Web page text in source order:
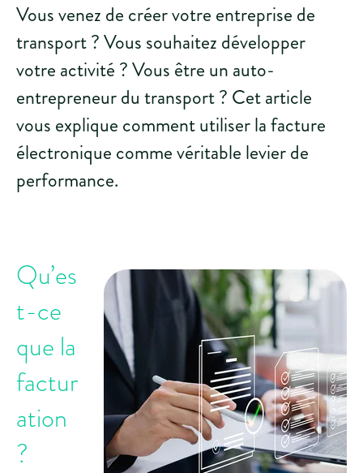
Vous venez de créer votre entreprise de
transport ? Vous souhaitez développer
votre activité ? Vous être un auto-
entrepreneur du transport ? Cet article
vous explique comment utiliser la facture
électronique comme véritable levier de
performance.
Qu’es
t-ce
que la
factur
ation
?